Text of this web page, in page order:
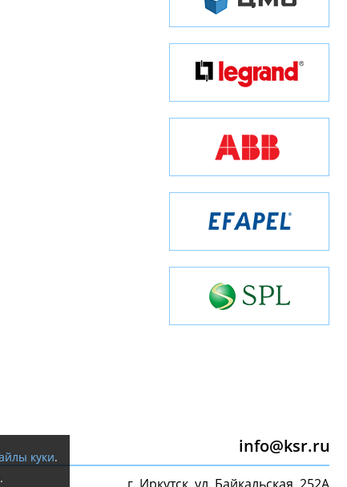
info@ksr.ru
куки.
.